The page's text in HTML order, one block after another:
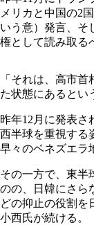
メリカと中国の2
いう意）発言、そ
権として読み取る
「それは、高市
た状態にあると
昨年12月に発表さ
西半球を重視する
早々のベネズエラ
その一方で、東半
のの、日韓にさら
どの抑止の役割を
小西氏が続ける。